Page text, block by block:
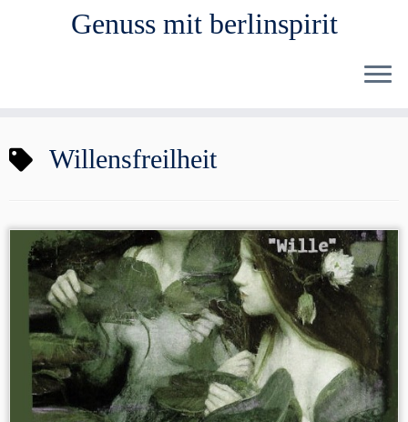
Inhalt
Genuss mit berlinspirit
Willensfreilheit